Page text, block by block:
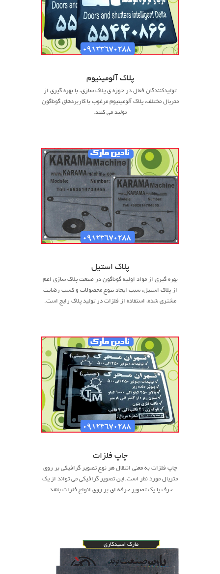
پلاک آلومینیوم
تولیدکنندگان فعال در حوزه ی پلاک سازی، با بهره گیری از
متریال مختلف، پلاک آلومینیوم مرغوب با کاربردهای گوناگون
تولید می کنند.
پلاک استیل
بهره گیری از مواد اولیه گوناگون در صنعت پلاک سازی اعم
از پلاک استیل، سبب ایجاد تنوع محصولات و کسب رضایت
مشتری شده، استفاده از فلزات در تولید پلاک رایج است.
چاپ فلزات
چاپ فلزات به معنی انتقال هر نوع تصویر گرافیکی بر روی
متریال مورد نظر است.این تصویر گرافیکی می تواند از یک
حرف یا یک تصویر حرفه ای بر روی انواع فلزات باشد.